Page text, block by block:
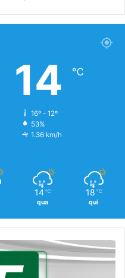
14 ℃
16º - 12º
53%
1.36 km/h
14 ℃
qua
18 ℃
qui